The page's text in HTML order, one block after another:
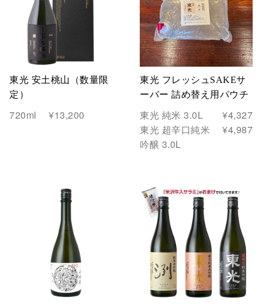
東光 安土桃山（数量限
定）
720ml ¥13,200
東光 フレッシュSAKEサ
ーバー 詰め替え用パウチ
東光 純米 3.0L
¥4,327
東光 超辛口純米
吟醸 3.0L
¥4,987